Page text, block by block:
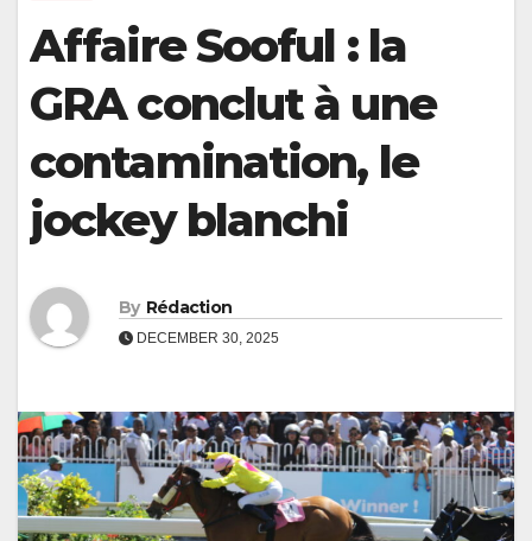
Affaire Sooful : la
GRA conclut à une
contamination, le
jockey blanchi
By Rédaction
DECEMBER 30, 2025